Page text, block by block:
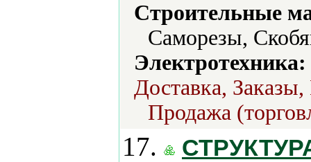
Строительные
Саморезы,
Электротехника:
Доставка,
Продажа
17.